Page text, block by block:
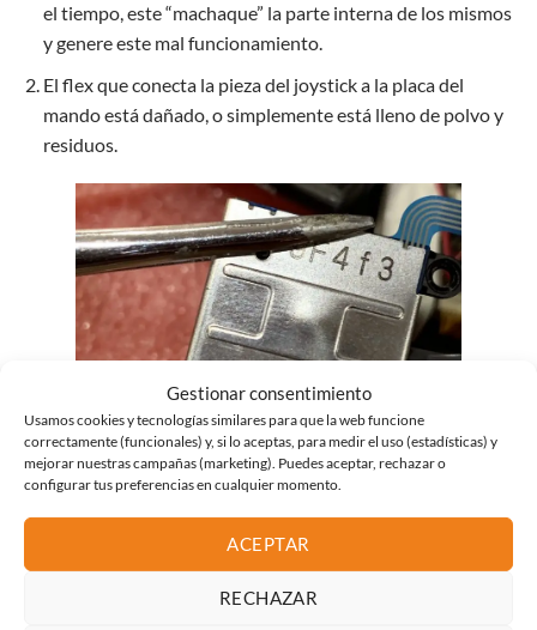
Gestionar consentimiento
Usamos cookies y tecnologías similares para que la web funcione
correctamente (funcionales) y, si lo aceptas, para medir el uso (estadísticas) y
mejorar nuestras campañas (marketing). Puedes aceptar, rechazar o
configurar tus preferencias en cualquier momento.
ACEPTAR
RECHAZAR
el tiempo, este “machaque” la parte interna de los mismos
y genere este mal funcionamiento.
El flex que conecta la pieza del joystick a la placa del
mando está dañado, o simplemente está lleno de polvo y
residuos.
joystick de nintendo switch scaled
e1596209997566
¿Qué puedo hacer para arreglar mis mandos?
Desde ASLE Novatec, te recomendamos que antes de que
intentes abrir los mandos (se necesita un
para no romper la cabeza de los tornillos), y puedas